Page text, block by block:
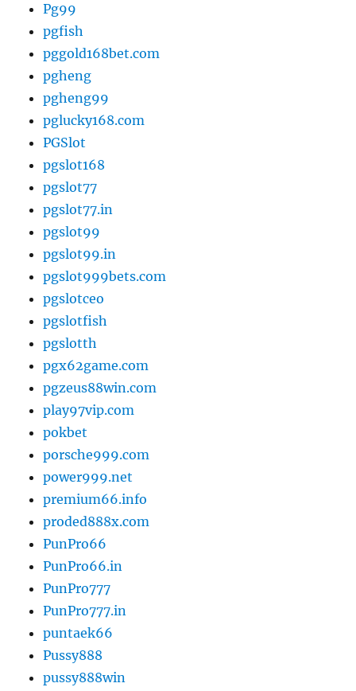
Pg99
pgfish
pggold168bet.com
pgheng
pgheng99
pglucky168.com
PGSlot
pgslot168
pgslot77
pgslot77.in
pgslot99
pgslot99.in
pgslot999bets.com
pgslotceo
pgslotfish
pgslotth
pgx62game.com
pgzeus88win.com
play97vip.com
pokbet
porsche999.com
power999.net
premium66.info
proded888x.com
PunPro66
PunPro66.in
PunPro777
PunPro777.in
puntaek66
Pussy888
pussy888win